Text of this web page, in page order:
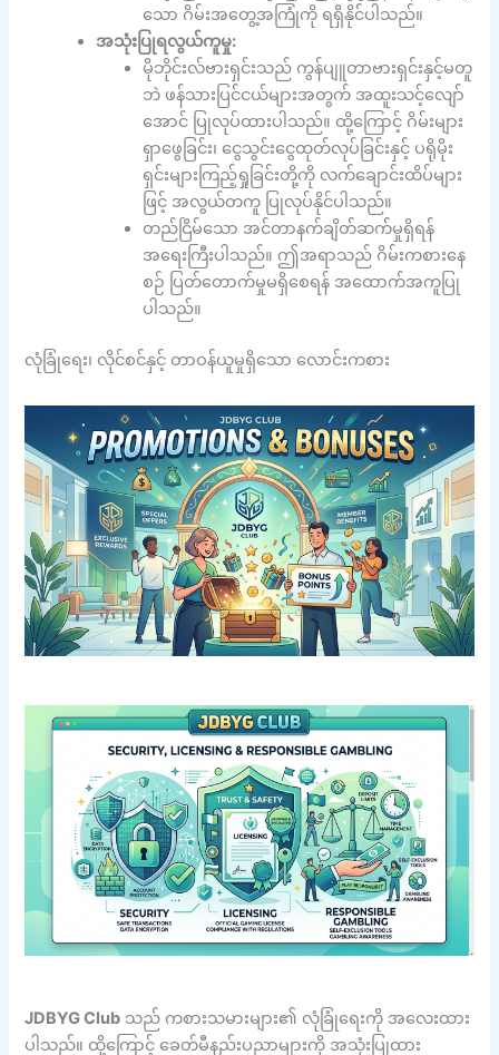
သော ဂိမ်းအတွေ့အကြုံကို ရရှိနိုင်ပါသည်။
အသုံးပြုရလွယ်ကူမှု:
မိုဘိုင်းလ်ဗားရှင်းသည် ကွန်ပျူတာဗားရှင်းနှင့်မတူ
ဘဲ ဖန်သားပြင်ငယ်များအတွက် အထူးသင့်လျော်
အောင် ပြုလုပ်ထားပါသည်။ ထို့ကြောင့် ဂိမ်းများ
ရှာဖွေခြင်း၊ ငွေသွင်းငွေထုတ်လုပ်ခြင်းနှင့် ပရိုမိုး
ရှင်းများကြည့်ရှုခြင်းတို့ကို လက်ချောင်းထိပ်များ
ဖြင့် အလွယ်တကူ ပြုလုပ်နိုင်ပါသည်။
တည်ငြိမ်သော အင်တာနက်ချိတ်ဆက်မှုရှိရန်
အရေးကြီးပါသည်။ ဤအရာသည် ဂိမ်းကစားနေ
စဉ် ပြတ်တောက်မှုမရှိစေရန် အထောက်အကူပြု
ပါသည်။
လုံခြုံရေး၊ လိုင်စင်နှင့် တာဝန်ယူမှုရှိသော လောင်းကစား
JDBYG Club သည် ကစားသမားများ၏ လုံခြုံရေးကို အလေးထား
ပါသည်။ ထို့ကြောင့် ခေတ်မီနည်းပညာများကို အသုံးပြုထား